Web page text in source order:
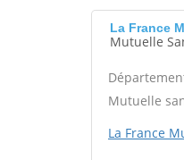
La France
Mutuelle
Mutuelle
La France